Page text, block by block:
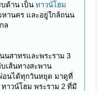
บด้าน เป็นทาวน์โฮม
หานคร และอยู่ใกล้ถนน
ล
นสาทรและพระราม 3
เส้นทางสะพาน
อนได้ทุกวันหยุด มาดูที่
าวน์โฮม พระราม 2 ที่มี